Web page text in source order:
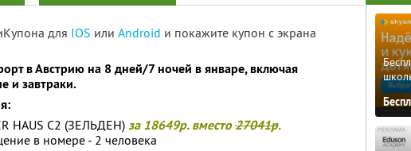
для IOS или Android и покажите купон с экрана
в Австрию на 8 дней/7 ночей в январе, включая
и завтраки.
HAUS C2 (ЗЕЛЬДЕН) за 18649р. вместо27041р.
в номере - 2 человека